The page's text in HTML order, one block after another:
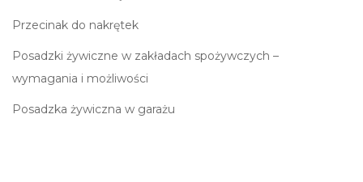
Przecinak do nakrętek
Posadzki żywiczne w zakładach spożywczych –
wymagania i możliwości
Posadzka żywiczna w garażu